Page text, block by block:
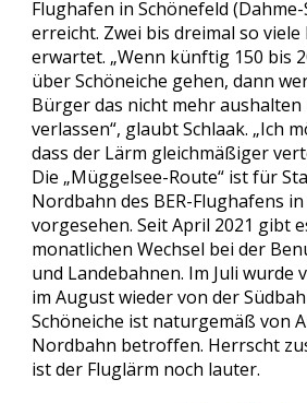
Flughafen in Schönefeld
erreicht. Zwei bis dreimal so viele
erwartet. „Wenn künftig 150 bis
über Schöneiche gehen, dann
Bürger das nicht mehr aushalten
verlassen“, glaubt Schlaak. „Ich
dass der Lärm gleichmäßiger
Die „Müggelsee-Route“ ist für
Nordbahn des BER-Flughafens
vorgesehen. Seit April 2021 gibt
monatlichen Wechsel bei der
und Landebahnen. Im Juli wurde
im August wieder von der
Schöneiche ist naturgemäß von
Nordbahn betroffen. Herrscht
ist der Fluglärm noch lauter.